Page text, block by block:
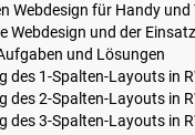
Webdesign für Handy und
Webdesign und der Einsatz
und Lösungen
des 1-Spalten-Layouts in
des 2-Spalten-Layouts in
des 3-Spalten-Layouts in